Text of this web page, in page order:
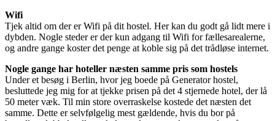
Wifi
Tjek altid om der er Wifi på dit hostel. Her kan du godt gå lidt mere i
dybden. Nogle steder er der kun adgang til Wifi for fællesarealerne,
og andre gange koster det penge at koble sig på det trådløse internet.
Nogle gange har hoteller næsten samme pris som hostels
Under et besøg i Berlin, hvor jeg boede på Generator hostel,
besluttede jeg mig for at tjekke prisen på det 4 stjernede hotel, der lå
50 meter væk. Til min store overraskelse kostede det næsten det
samme. Dette er selvfølgelig mest gældende, hvis du bor på